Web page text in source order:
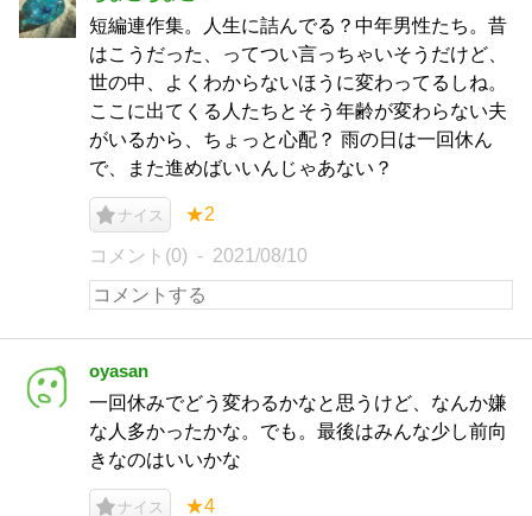
短編連作集。人生に詰んでる？中年男性たち。昔
はこうだった、ってつい言っちゃいそうだけど、
世の中、よくわからないほうに変わってるしね。
ここに出てくる人たちとそう年齢が変わらない夫
がいるから、ちょっと心配？ 雨の日は一回休ん
で、また進めばいいんじゃあない？
ナイス ★2
コメント(0) 2021/08/10
oyasan
一回休みでどう変わるかなと思うけど、なんか嫌
な人多かったかな。でも。最後はみんな少し前向
きなのはいいかな
ナイス ★4